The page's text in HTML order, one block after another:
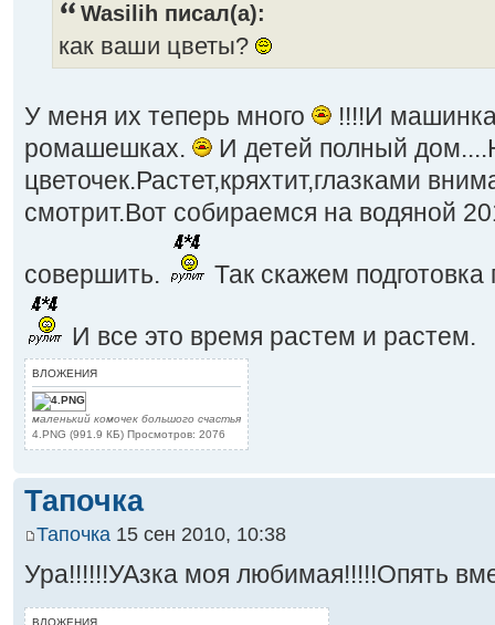
Wasilih писал(а):
как ваши цветы?
У меня их теперь много
!!!!И машинка
ромашешках.
И детей полный
цветочек.Растет,кряхтит,глазками
смотрит.Вот собираемся на водяной
совершить. Так скажем
И все это время растем и растем.
ВЛОЖЕНИЯ
маленький комочек большого счастья
4.PNG (991.9 КБ) Просмотров: 2076
Тапочка
Тапочка 15 сен 2010, 10:38
Ура!!!!!!УАзка моя любимая!!!!!Опять
ВЛОЖЕНИЯ